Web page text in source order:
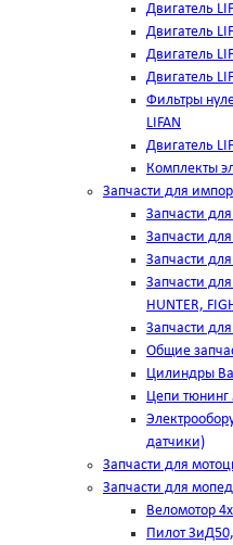
Двигатель
Двигатель
Двигатель
Двигатель
Фильтры
LIFAN
Двигатель
Комплекты
Запчасти для
Запчасти
Запчасти
Запчасти
Запчасти
HUNTER,
Запчасти
Общие
Цилиндры
Цепи тюнинг
датчики)
Запчасти для
Запчасти для
Веломотор
Пилот